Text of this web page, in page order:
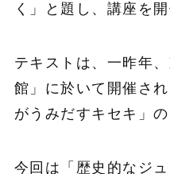
く」と題し、講座を
テキストは、一昨年
館」に於いて開催さ
がうみだすキセキ」の
今回は「歴史的なジ